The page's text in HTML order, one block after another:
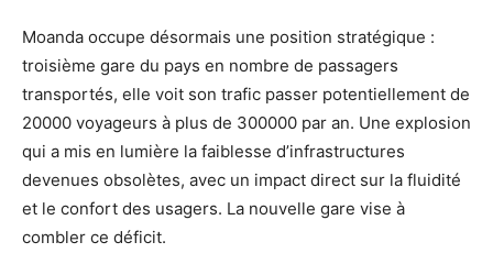
Moanda occupe désormais une position stratégique :
troisième gare du pays en nombre de passagers
transportés, elle voit son trafic passer potentiellement de
20000 voyageurs à plus de 300000 par an. Une explosion
qui a mis en lumière la faiblesse d’infrastructures
devenues obsolètes, avec un impact direct sur la fluidité
et le confort des usagers. La nouvelle gare vise à
combler ce déficit.